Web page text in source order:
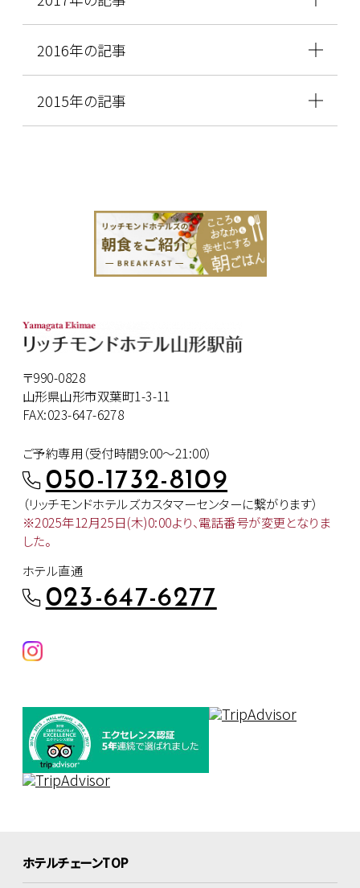
2016年の記事
2015年の記事
〒990-0828
山形県山形市双葉町1-3-11
FAX:023-647-6278
ご予約専用（受付時間9:00～21:00）
050-1732-8109
（リッチモンドホテルズカスタマーセンターに繋がります）
※2025年12月25日(木)0:00より、電話番号が変更となりま
した。
ホテル直通
023-647-6277
ホテルチェーンTOP